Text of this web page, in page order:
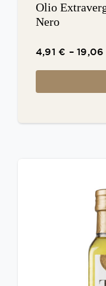
Olio
Nero
4,91€ –19,06